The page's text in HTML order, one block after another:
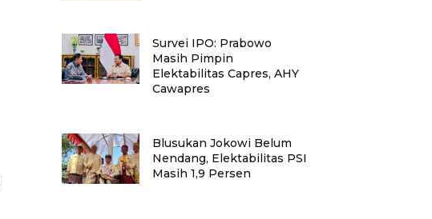
Survei IPO: Prabowo
Masih Pimpin
Elektabilitas Capres, AHY
Cawapres
Blusukan Jokowi Belum
Nendang, Elektabilitas PSI
Masih 1,9 Persen